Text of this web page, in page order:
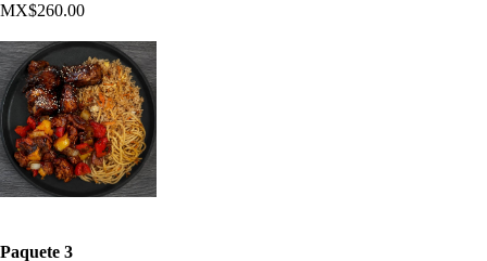
MX$260.00
Paquete 3